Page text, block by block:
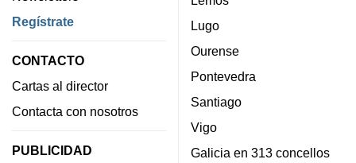
Regístrate
CONTACTO
Cartas al director
Contacta con nosotros
PUBLICIDAD
Lugo
Ourense
Pontevedra
Santiago
Vigo
Galicia en 313 concellos